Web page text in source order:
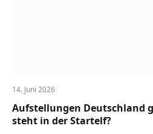
14. Juni 2026
Aufstellungen Deutschland
steht in der Startelf?